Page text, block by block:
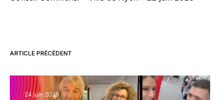
ARTICLE PRÉCÉDENT
24 juin 2026